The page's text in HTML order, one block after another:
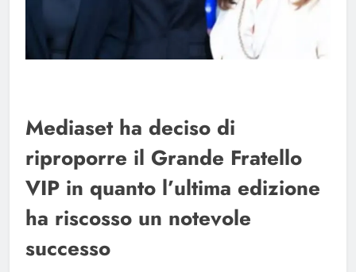
Mediaset ha deciso di
riproporre il Grande Fratello
VIP in quanto l’ultima edizione
ha riscosso un notevole
successo